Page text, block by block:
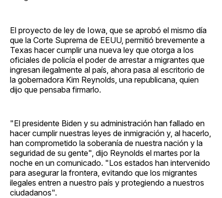
El proyecto de ley de Iowa, que se aprobó el mismo día
que la Corte Suprema de EEUU, permitió brevemente a
Texas hacer cumplir una nueva ley que otorga a los
oficiales de policía el poder de arrestar a migrantes que
ingresan ilegalmente al país, ahora pasa al escritorio de
la gobernadora Kim Reynolds, una republicana, quien
dijo que pensaba firmarlo.
"El presidente Biden y su administración han fallado en
hacer cumplir nuestras leyes de inmigración y, al hacerlo,
han comprometido la soberanía de nuestra nación y la
seguridad de su gente", dijo Reynolds el martes por la
noche en un comunicado. "Los estados han intervenido
para asegurar la frontera, evitando que los migrantes
ilegales entren a nuestro país y protegiendo a nuestros
ciudadanos".